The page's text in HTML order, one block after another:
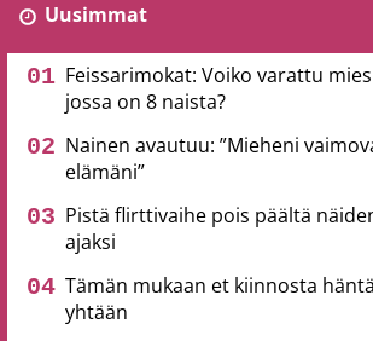
Uusimmat
Feissarimokat: Voiko varattu
jossa on 8 naista?
Nainen avautuu: ”Mieheni
elämäni”
Pistä flirttivaihe pois päältä
ajaksi
Tämän mukaan et kiinnosta
yhtään